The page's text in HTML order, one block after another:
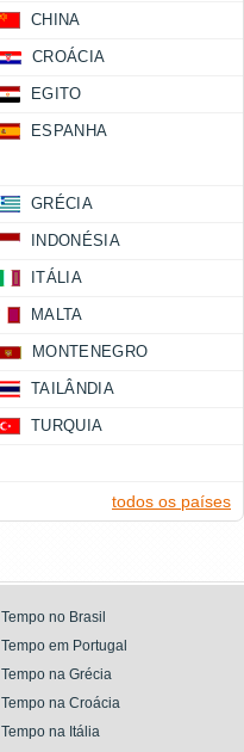
CHINA
CROÁCIA
EGITO
ESPANHA
GRÉCIA
INDONÉSIA
ITÁLIA
MALTA
MONTENEGRO
TAILÂNDIA
TURQUIA
todos os países
Tempo no Brasil
Tempo em Portugal
Tempo na Grécia
Tempo na Croácia
Tempo na Itália